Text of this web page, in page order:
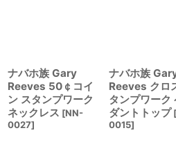
ナバホ族 Gary
Reeves 50￠コイ
ン スタンプワーク
ネックレス [NN-
0027]
ナバホ族
Reeves クロ
タンプワーク
ダントトップ [
0015]